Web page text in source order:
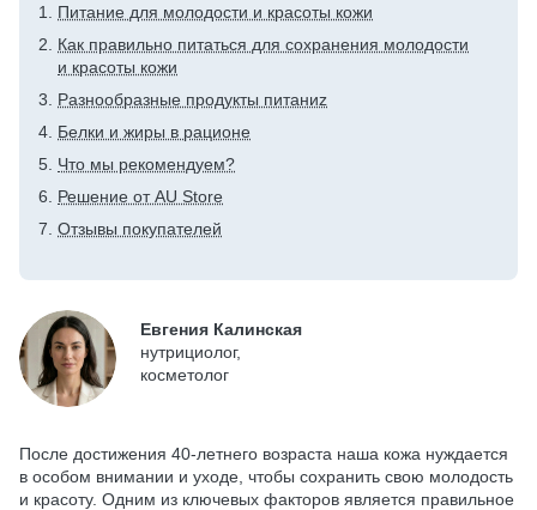
Питание для молодости и красоты кожи
Как правильно питаться для сохранения молодости
и красоты кожи
Разнообразные продукты питаниz
Белки и жиры в рационе
Что мы рекомендуем?
Решение от AU Store
Отзывы покупателей
Евгения Калинская
нутрициолог,
косметолог
После достижения 40-летнего возраста наша кожа нуждается
в особом внимании и уходе, чтобы сохранить свою молодость
и красоту. Одним из ключевых факторов является правильное